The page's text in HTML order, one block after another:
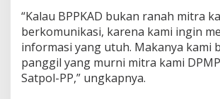
“Kalau BPPKAD bukan ranah mitra
berkomunikasi, karena kami ingin
informasi yang utuh. Makanya kami
panggil yang murni mitra kami
Satpol-PP,” ungkapnya.